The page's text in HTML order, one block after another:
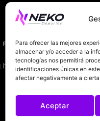
Para ofrecer las mejores
almacenar y/o acceder a la
tecnologías nos permitirá
identificaciones únicas en
afectar negativamente a
Aceptar
FÚTBOL INTERNACIONAL
DE COOKIES